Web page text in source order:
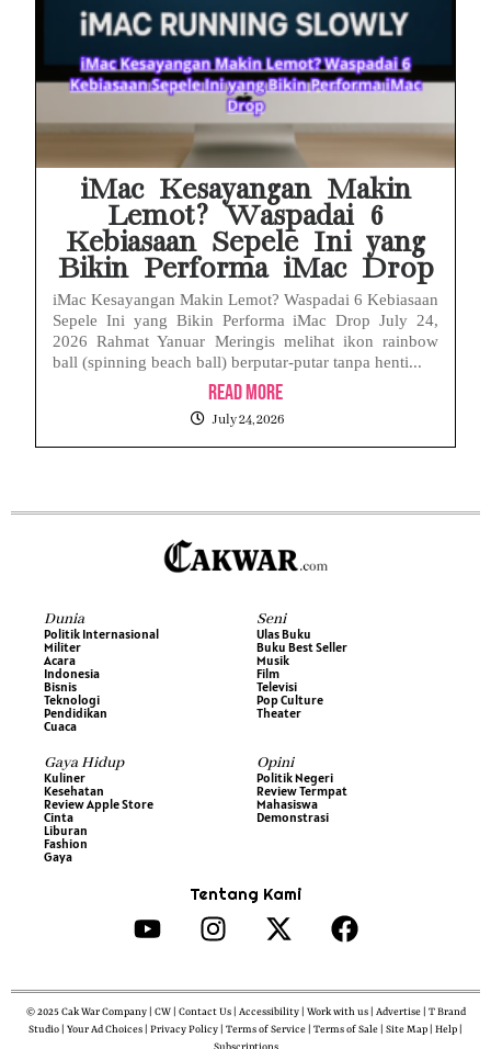
iMac Kesayangan Makin
Lemot? Waspadai 6
Kebiasaan Sepele Ini yang
Bikin Performa iMac Drop
iMac Kesayangan Makin Lemot? Waspadai 6 Kebiasaan
Sepele Ini yang Bikin Performa iMac Drop July 24,
2026 Rahmat Yanuar Meringis melihat ikon rainbow
ball (spinning beach ball) berputar-putar tanpa henti...
Read More
July 24, 2026
Dunia
Politik Internasional
Militer
Acara
Indonesia
Bisnis
Teknologi
Pendidikan
Cuaca
Seni
Ulas Buku
Buku Best Seller
Musik
Film
Televisi
Pop Culture
Theater
Gaya Hidup
Kuliner
Kesehatan
Review Apple Store
Cinta
Liburan
Fashion
Gaya
Opini
Politik Negeri
Review Termpat
Mahasiswa
Demonstrasi
Tentang Kami
© 2025 Cak War Company | CW | Contact Us | Accessibility | Work with us | Advertise | T Brand
Studio | Your Ad Choices | Privacy Policy | Terms of Service | Terms of Sale | Site Map | Help |